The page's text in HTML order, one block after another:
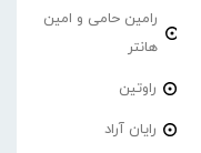
رامین حامی و امین
هانتر
راوتین
رایان آراد